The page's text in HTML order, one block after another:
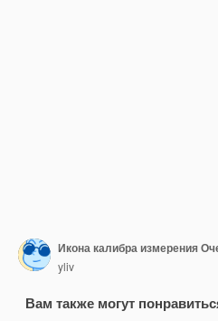
yliv
Вам также могут